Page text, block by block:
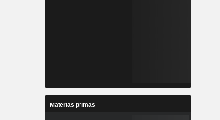
Materias primas